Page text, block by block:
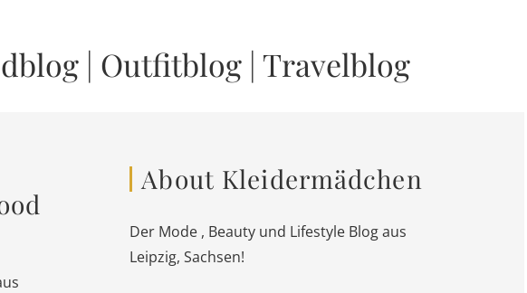
| Outfitblog | Travelblog
About Kleidermädchen
Der Mode , Beauty und Lifestyle Blog aus
Leipzig, Sachsen!